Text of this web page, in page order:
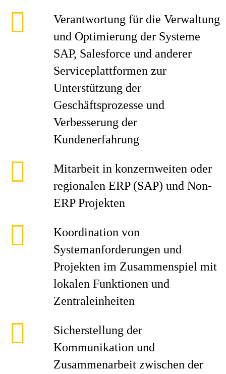
Verantwortung für die Verwaltung
und Optimierung der Systeme
SAP, Salesforce und anderer
Serviceplattformen zur
Unterstützung der
Geschäftsprozesse und
Verbesserung der
Kundenerfahrung
Mitarbeit in konzernweiten oder
regionalen ERP (SAP) und Non-
ERP Projekten
Koordination von
Systemanforderungen und
Projekten im Zusammenspiel mit
lokalen Funktionen und
Zentraleinheiten
Sicherstellung der
Kommunikation und
Zusammenarbeit zwischen der